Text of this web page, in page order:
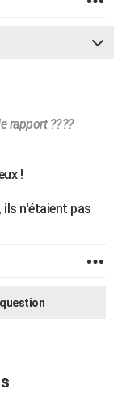
rapport ????
!
ils n'étaient pas